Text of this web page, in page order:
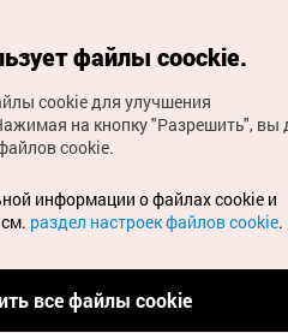
туризма Кореи Все
и проблемах, связанных с
ваши запросы на
почты
файлы coockie.
cookie для улучшения
на кнопку "Разрешить", вы
cookie.
информации о файлах cookie и
раздел настроек файлов cookie.
все файлы cookie